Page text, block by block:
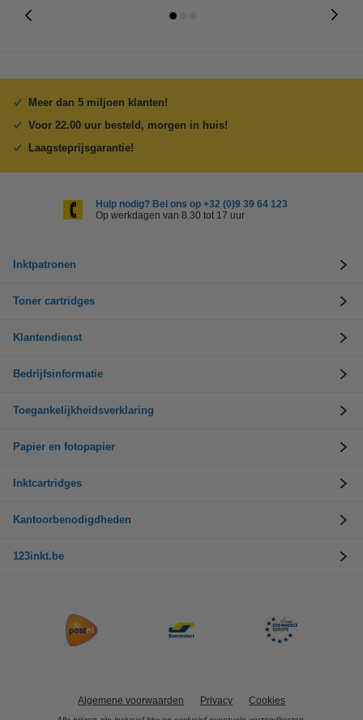
Meer dan 5 miljoen klanten!
Voor 22.00 uur besteld, morgen in huis!
Laagsteprijsgarantie!
Hulp nodig? Bel ons op +32 (0)9 39 64 123
Op werkdagen van 8.30 tot 17 uur
Inktpatronen
Toner cartridges
Klantendienst
Bedrijfsinformatie
Toegankelijkheidsverklaring
Papier en fotopapier
Inktcartridges
Kantoorbenodigdheden
123inkt.be
Algemene voorwaarden Privacy Cookies